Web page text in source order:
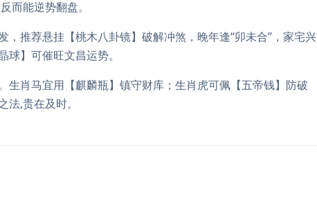
而能逆势翻盘。
，推荐悬挂【桃木八卦镜】破解冲煞，晚年逢“卯未合”，家宅兴
】可催旺文昌运势。
生肖马宜用【麒麟瓶】镇守财库；生肖虎可佩【五帝钱】防破
,贵在及时。